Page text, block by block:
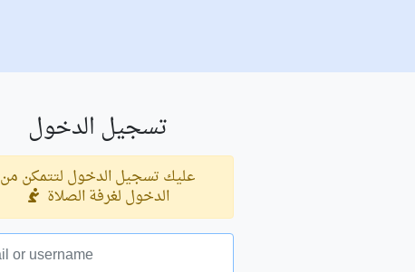
تسجيل الدخول
عليك تسجيل الدخول لتتمكن من
الدخول لغرفة الصلاة
البريد الالكتروني